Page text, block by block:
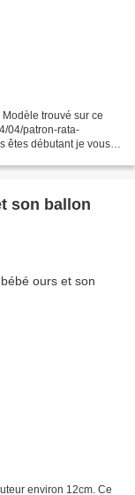
trouvé sur ce
04/patron-rata-
êtes débutant je vous
son ballon
environ 12cm. Ce